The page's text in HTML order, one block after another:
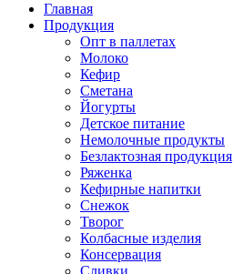
Главная
Продукция
Опт в паллетах
Молоко
Кефир
Сметана
Йогурты
Детское питание
Немолочные продукты
Безлактозная продукция
Ряженка
Кефирные напитки
Снежок
Творог
Колбасные изделия
Консервация
Сливки